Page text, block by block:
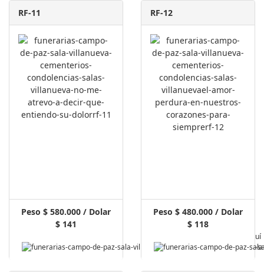
RF-11
Peso $ 580.000 / Dolar
$ 141
Pagar Aquí
RF-12
Peso $ 480.000 / Dolar
$ 118